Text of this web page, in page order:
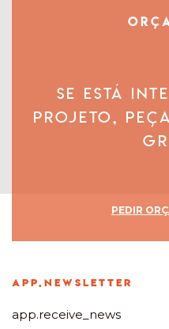
Se está
projeto,
PEDIR
app.newsletter
app.receive_news